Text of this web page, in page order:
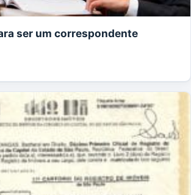
ser um correspondente